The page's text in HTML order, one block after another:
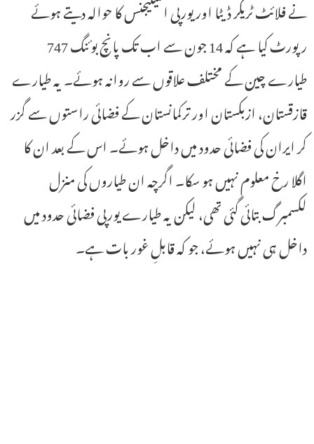
نے فلائٹ ٹریکر ڈیٹا اور یورپی انٹیلیجنس کا حوالہ دیتے ہوئے
رپورٹ کیا ہے کہ 14 جون سے اب تک پانچ بوئنگ 747
طیارے چین کے مختلف علاقوں سے روانہ ہوئے۔ یہ طیارے
قازقستان، ازبکستان اور ترکمانستان کے فضائی راستوں سے گزر
کر ایران کی فضائی حدود میں داخل ہوئے۔ اس کے بعد ان کا
اگلا رخ معلوم نہیں ہو سکا۔ اگرچہ ان طیاروں کی منزل
لکسمبرگ بتائی گئی تھی، لیکن یہ طیارے یورپی فضائی حدود میں
داخل ہی نہیں ہوئے، جو کہ قابلِ غور بات ہے۔